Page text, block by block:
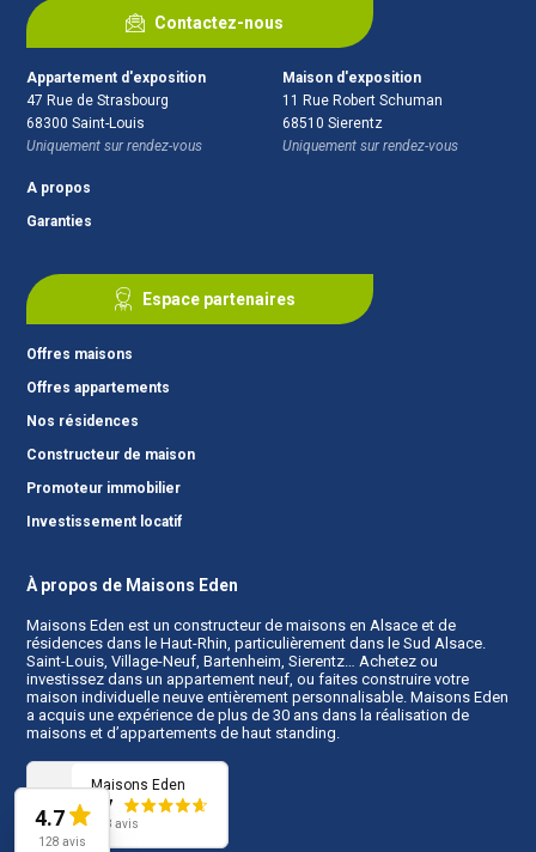
Contactez-nous
Appartement d'exposition
47 Rue de Strasbourg
68300 Saint-Louis
Uniquement sur rendez-vous
Maison d'exposition
11 Rue Robert Schuman
68510 Sierentz
Uniquement sur rendez-vous
A propos
Garanties
Espace partenaires
Offres maisons
Offres appartements
Nos résidences
Constructeur de maison
Promoteur immobilier
Investissement locatif
À propos de Maisons Eden
Maisons Eden est un constructeur de maisons en Alsace et de
résidences dans le Haut-Rhin, particulièrement dans le Sud Alsace.
Saint-Louis, Village-Neuf, Bartenheim, Sierentz… Achetez ou
investissez dans un appartement neuf, ou faites construire votre
maison individuelle neuve entièrement personnalisable. Maisons Eden
a acquis une expérience de plus de 30 ans dans la réalisation de
maisons et d’appartements de haut standing.
Maisons Eden
4.7
128 avis
4.7
128 avis